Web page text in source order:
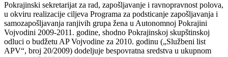
Pokrajinski sekretarijat za rad, zapošljavanje i ravnopravnost polova,
u okviru realizacije ciljeva Programa za podsticanje zapošljavanja i
samozapošljavanja ranjivih grupa žena u Autonomnoj Pokrajini
Vojvodini 2009-2011. godine, shodno Pokrajinskoj skupštinskoj
odluci o budžetu AP Vojvodine za 2010. godinu („Službeni list
APV“, broj 20/2009) dodeljuje bespovratna sredstva u ukupnom